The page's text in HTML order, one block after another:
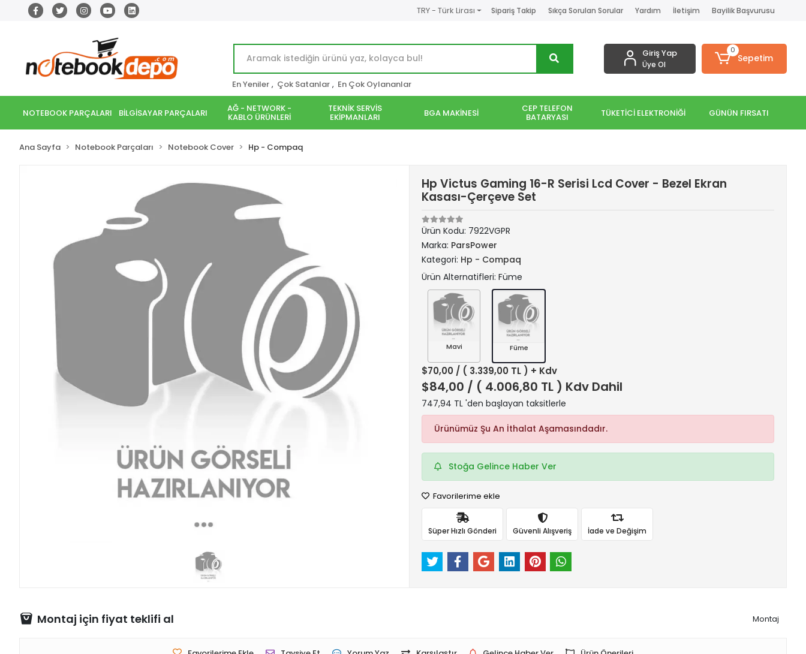
TRY - Türk Lirası Sipariş Takip Sıkça Sorulan Sorular Yardım İletişim Bayilik Başvurusu
En Yeniler , Çok Satanlar , En Çok Oylananlar
Giriş Yap
Üye Ol
0
Sepetim
NOTEBOOK PARÇALARI BİLGİSAYAR PARÇALARI AĞ - NETWORK -
KABLO ÜRÜNLERİ
TEKNİK SERVİS
EKİPMANLARI BGA MAKİNESİ CEP TELEFON
BATARYASI TÜKETİCİ ELEKTRONİĞİ GÜNÜN FIRSATI
Ana Sayfa Notebook Parçaları Notebook Cover Hp - Compaq
Hp Victus Gaming 16-R Serisi Lcd Cover - Bezel Ekran
Kasası-Çerçeve Set
Ürün Kodu: 7922VGPR
Marka: ParsPower
Kategori: Hp - Compaq
Ürün Alternatifleri: Füme
Mavi Füme
$70,00 / ( 3.339,00 TL ) + Kdv
$84,00 / ( 4.006,80 TL ) Kdv Dahil
747,94 TL 'den başlayan taksitlerle
Ürünümüz Şu An İthalat Aşamasındadır.
Stoğa Gelince Haber Ver
Favorilerime ekle
Süper Hızlı Gönderi Güvenli Alışveriş İade ve Değişim
Montaj için fiyat teklifi al Montaj